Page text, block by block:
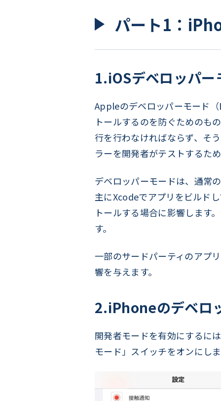
パート1：
1.iOSデベロッパー
Appleのデベロッパーモード
トールするのを防ぐためのも
行を行わなければならず、そ
ラーを開発者がテストするた
デベロッパーモードは、通常
主にXcodeでアプリをビルド
トールする場合に影響します
す。
一部のサードパーティのアプ
響を与えます。
2.iPhoneのデベロ
開発者モードを有効にするに
モード」スイッチをオンにし